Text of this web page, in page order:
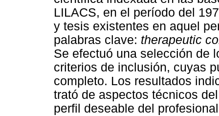
LILACS, en el período del
y tesis existentes en aquel
palabras clave: therapeutic
Se efectuó una selección de
criterios de inclusión, cuyas
completo. Los resultados
trató de aspectos técnicos
perfil deseable del